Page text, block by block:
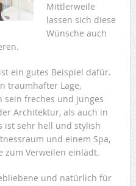
Mittlerweile
lassen sich diese
Wünsche auch
ein gutes Beispiel dafür.
traumhafter Lage,
sein freches und junges
Architektur, als auch in
ist sehr hell und stylish
und einem Spa,
zum Verweilen einlädt.
und natürlich für